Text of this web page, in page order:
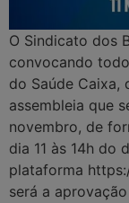
O Sindicato dos
convocando
do Saúde Caixa,
assembleia que
novembro, de
dia 11 às 14h do
plataforma
será a